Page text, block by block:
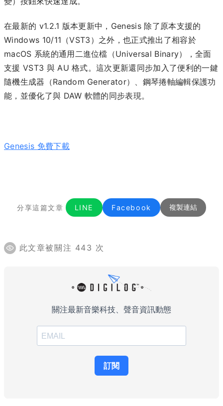
在最新的 v1.2.1 版本更新中，Genesis 除了原本支援的
Windows 10/11（VST3）之外，也正式推出了相容於
macOS 系統的通用二進位檔（Universal Binary），全面
支援 VST3 與 AU 格式。這次更新還同步加入了便利的一鍵
隨機生成器（Random Generator）、鋼琴捲軸編輯保護功
能，並優化了與 DAW 軟體的同步表現。
Genesis 免費下載
分享這篇文章 LINE Facebook 複製連結
此文章被關注 443 次